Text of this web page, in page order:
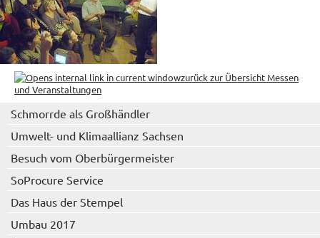
zurück zur Übersicht Messen
und Veranstaltungen
Schmorrde als Großhändler
Umwelt- und Klimaallianz Sachsen
Besuch vom Oberbürgermeister
SoProcure Service
Das Haus der Stempel
Umbau 2017